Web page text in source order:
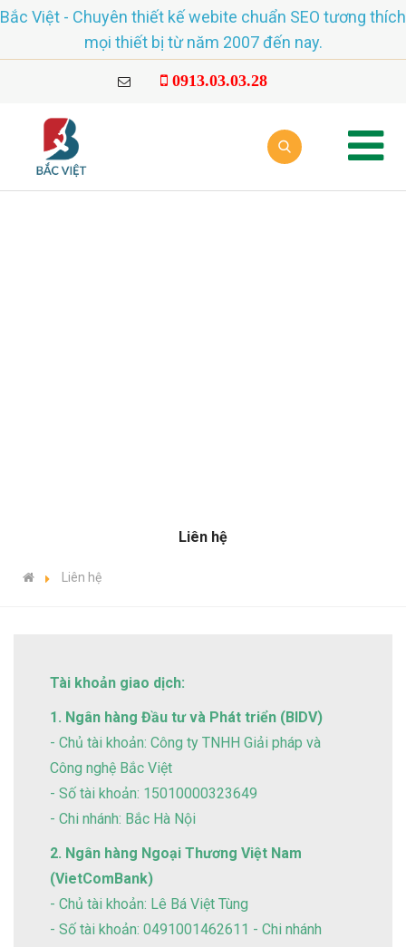
Bắc Việt - Chuyên thiết kế webite chuẩn SEO tương thích
mọi thiết bị từ năm 2007 đến nay.
0913.03.03.28
Liên hệ
Liên hệ
Tài khoản giao dịch:
1. Ngân hàng Đầu tư và Phát triển (BIDV)
- Chủ tài khoản: Công ty TNHH Giải pháp và
Công nghệ Bắc Việt
- Số tài khoản: 15010000323649
- Chi nhánh: Bắc Hà Nội
2. Ngân hàng Ngoại Thương Việt Nam
(VietComBank)
- Chủ tài khoản: Lê Bá Việt Tùng
- Số tài khoản: 0491001462611 - Chi nhánh